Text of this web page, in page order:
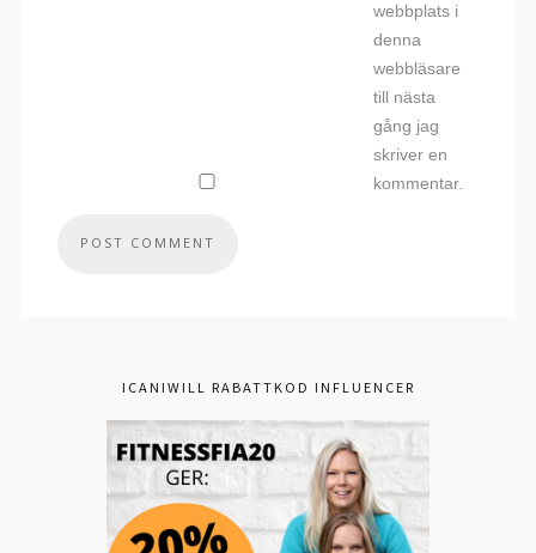
webbplats i
denna
webbläsare
till nästa
gång jag
skriver en
kommentar.
ICANIWILL RABATTKOD INFLUENCER